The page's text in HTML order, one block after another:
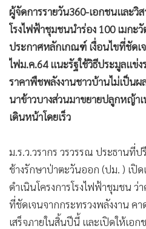
• คอลัมนิสต์
• ละคร
• CbizReview
• Cyber BIZ
• ผู้จัดกวน
• Good health & Well-being
• Green Innovation & SD
• MGR Live
• Infographic
• การเมือง
ท่องเที่ยว
ผู้จัดการรายวัน360-เอกชนและ
โรงไฟฟ้าชุมชนนำร่อง 100 เมกะ
ประกาศหลักเกณฑ์ เงื่อนไขที่ชัดเ
ไฟม.ค.64 แนะรัฐใช้วิธีประมูลแข่
ราคาพืชพลังงานชาวบ้านไม่เป็น
นาข้าวบางส่วนมาขยายปลูกหญ้าเ
เดินหน้าโดยเร็ว
ม.ร.ว.วรากร วรวรรณ ประธานที่
ช้างรักษาป่าตะวันออก (ปม. ) เปิ
ดำเนินโครงการโรงไฟฟ้าชุมชน
ที่ชัดเจนจากกระทรวงพลังงาน ค
เสร็จภายในสิ้นปีนี้ และเปิดให้เอ